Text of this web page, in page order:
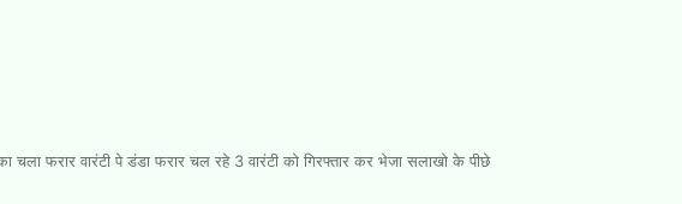
चला फरार वारंटी पे डंडा फरार चल रहे 3 वारंटी को गिरफ्तार कर भेजा सलाखो के पीछे